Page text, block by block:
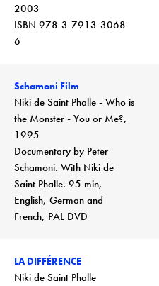
2003
ISBN 978-3-7913-3068-
6
Schamoni Film
Niki de Saint Phalle - Who is
the Monster - You or Me?,
1995
Documentary by Peter
Schamoni. With Niki de
Saint Phalle. 95 min,
English, German and
French, PAL DVD
LA DIFFÉRENCE
Niki de Saint Phalle